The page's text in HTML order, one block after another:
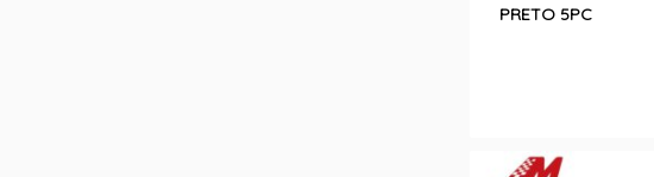
PRETO 5PC